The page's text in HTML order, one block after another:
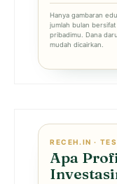
Hanya gambaran
jumlah bulan
pribadimu. Dana
mudah dicairkan.
RECEH.IN ·
Apa